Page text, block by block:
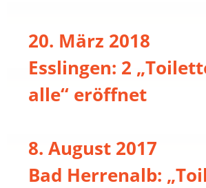
20. März 2018
Esslingen: 2
alle“ eröffnet
8. August 2017
Bad Herrenalb: